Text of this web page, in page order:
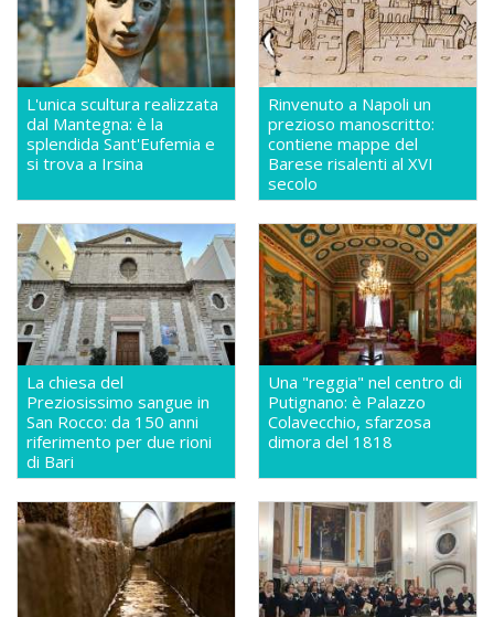
L'unica scultura realizzata
dal Mantegna: è la
splendida Sant'Eufemia e
si trova a Irsina
Rinvenuto a Napoli un
prezioso manoscritto:
contiene mappe del
Barese risalenti al XVI
secolo
La chiesa del
Preziosissimo sangue in
San Rocco: da 150 anni
riferimento per due rioni
di Bari
Una "reggia" nel centro di
Putignano: è Palazzo
Colavecchio, sfarzosa
dimora del 1818